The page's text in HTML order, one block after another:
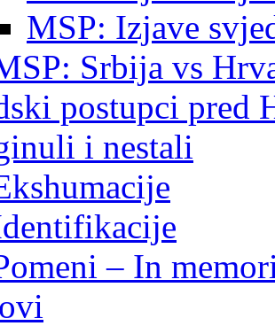
MSP: Izjave
Srbija vs
postupci pred
i nestali
– In